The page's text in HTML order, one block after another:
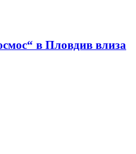
в Пловдив влиза